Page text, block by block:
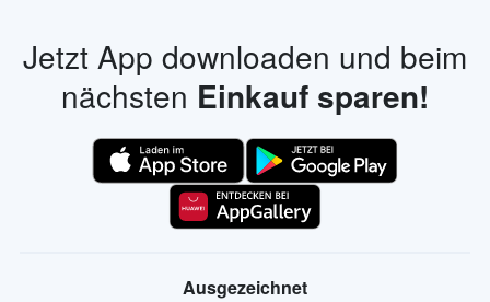
Jetzt App downloaden und beim
nächsten Einkauf sparen!
Ausgezeichnet